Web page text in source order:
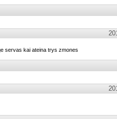
servas kai ateina trys zmones